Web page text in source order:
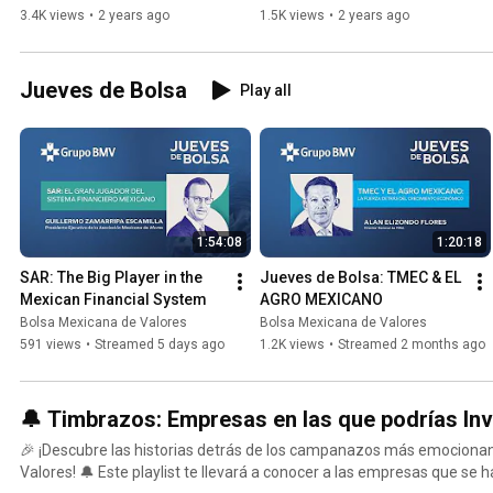
3.4K views • 2 years ago
1.5K views • 2 years ago
Jueves de Bolsa Play all
1:54:08
SAR: The Big Player in the
Mexican Financial System
Bolsa Mexicana de Valores
591 views • Streamed 5 days ago
1:20:18
Jueves de Bolsa: TMEC & EL
AGRO MEXICANO
Bolsa Mexicana de Valores
1.2K views • Streamed 2 months ago
🎉 ¡Descubre las historias detrás de los campanazos más
Valores! 🔔 Este playlist te llevará a conocer a las empresas que se